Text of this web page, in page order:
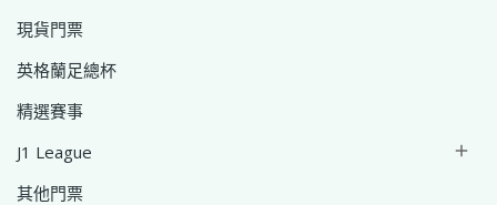
現貨門票
英格蘭足總杯
精選賽事
J1 League

其他門票